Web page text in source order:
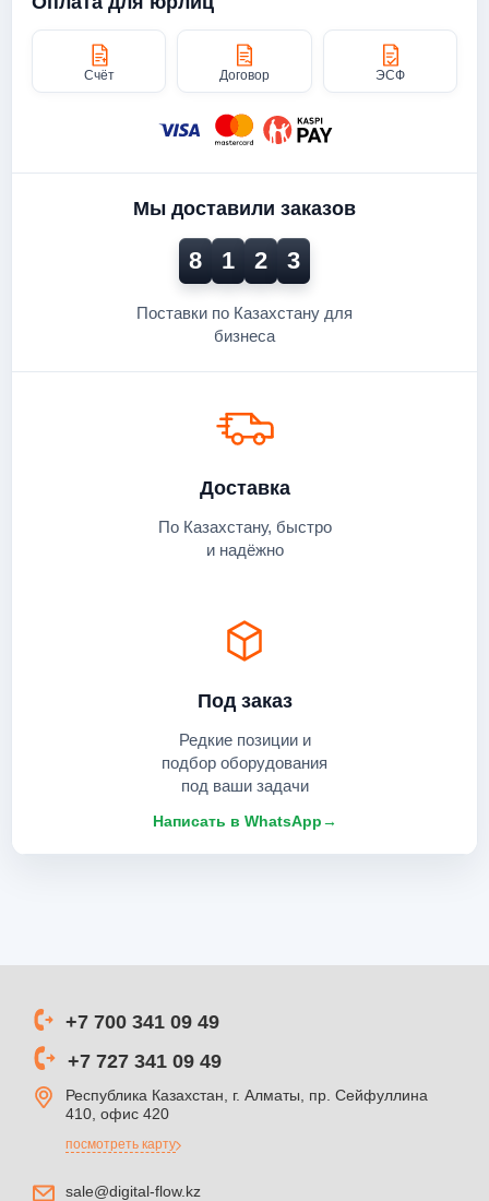
Счёт Договор ЭСФ
Мы доставили заказов
8 1 2 3
Поставки по Казахстану для
бизнеса
Под заказ
Редкие позиции и
подбор оборудования
под ваши задачи
Написать в WhatsApp→
Доставка
По Казахстану, быстро
и надёжно
+7 700 341 09 49
+7 727 341 09 49
Республика Казахстан, г. Алматы, пр. Сейфуллина
410, офис 420
посмотреть карту
sale@digital-flow.kz